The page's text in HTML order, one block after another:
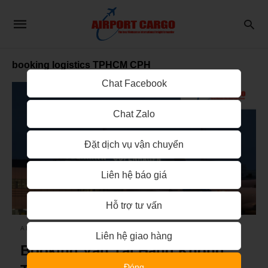
booking logistics TPHCM CPH
AIRPORT CARGO
Booking Vận Tải Hàng Không
Chat Facebook
Chat Zalo
Đặt dịch vụ vận chuyển
Liên hệ báo giá
Hỗ trợ tư vấn
Liên hệ giao hàng